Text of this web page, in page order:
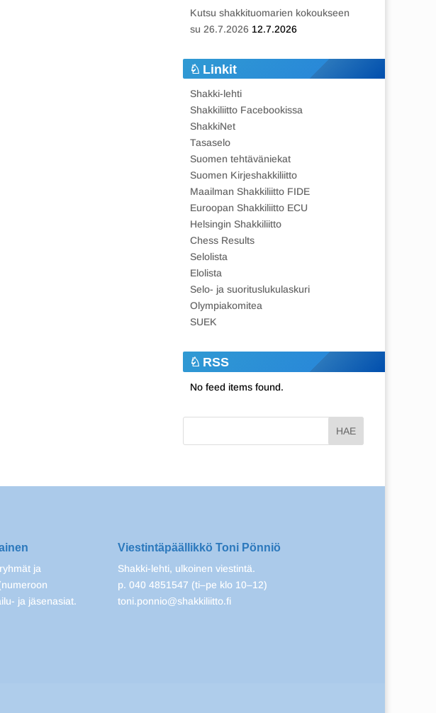
Kutsu shakkituomarien kokoukseen
su 26.7.2026 12.7.2026
Linkit
Shakki-lehti
Shakkiliitto Facebookissa
ShakkiNet
Tasaselo
Suomen tehtäväniekat
Suomen Kirjeshakkiliitto
Maailman Shakkiliitto FIDE
Euroopan Shakkiliitto ECU
Helsingin Shakkiliitto
Chess Results
Selolista
Elolista
Selo- ja suorituslukulaskuri
Olympiakomitea
SUEK
RSS
No feed items found.
ja
ja jäsenasiat.
Viestintäpäällikkö Toni Pönniö
Shakki-lehti, ulkoinen viestintä.
p. 040 4851547 (ti–pe klo 10–12)
toni.ponnio@shakkiliitto.fi